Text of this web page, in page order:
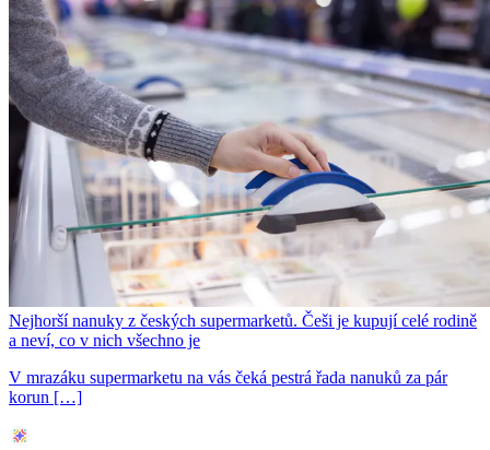
Nejhorší nanuky z českých supermarketů. Češi je kupují celé rodině
a neví, co v nich všechno je
V mrazáku supermarketu na vás čeká pestrá řada nanuků za pár
korun […]